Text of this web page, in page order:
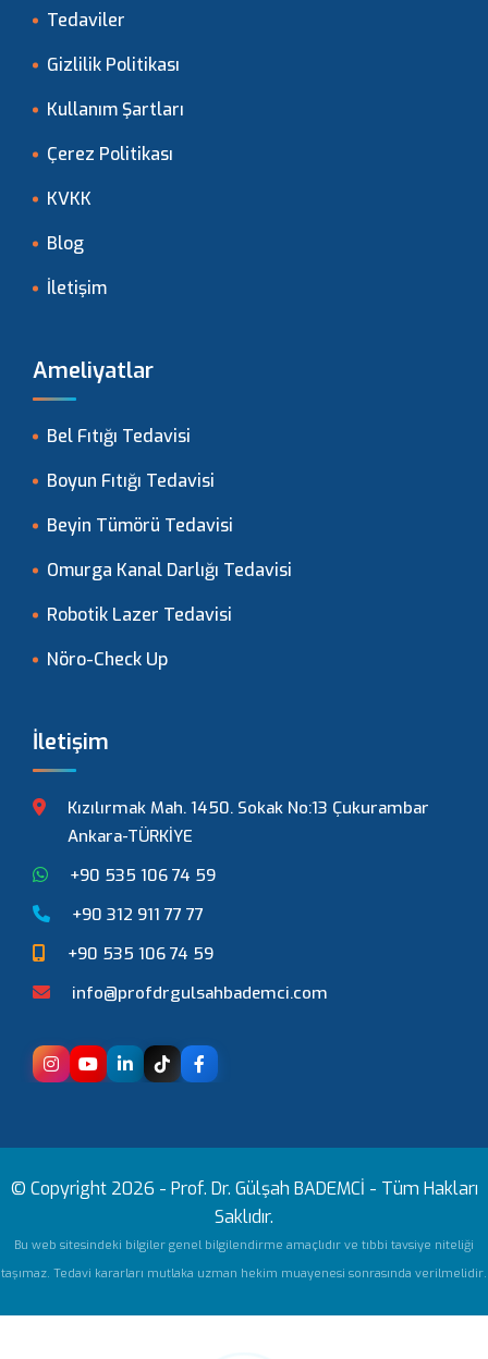
Tedaviler
Gizlilik Politikası
Kullanım Şartları
Çerez Politikası
KVKK
Blog
İletişim
Ameliyatlar
Bel Fıtığı Tedavisi
Boyun Fıtığı Tedavisi
Beyin Tümörü Tedavisi
Omurga Kanal Darlığı Tedavisi
Robotik Lazer Tedavisi
Nöro-Check Up
İletişim
Kızılırmak Mah. 1450. Sokak No:13 Çukurambar
Ankara-TÜRKİYE
+90 535 106 74 59
+90 312 911 77 77
+90 535 106 74 59
info@profdrgulsahbademci.com
© Copyright 2026 - Prof. Dr. Gülşah BADEMCİ - Tüm Hakları
Saklıdır.
Bu web sitesindeki bilgiler genel bilgilendirme amaçlıdır ve tıbbi tavsiye niteliği
taşımaz. Tedavi kararları mutlaka uzman hekim muayenesi sonrasında verilmelidir.